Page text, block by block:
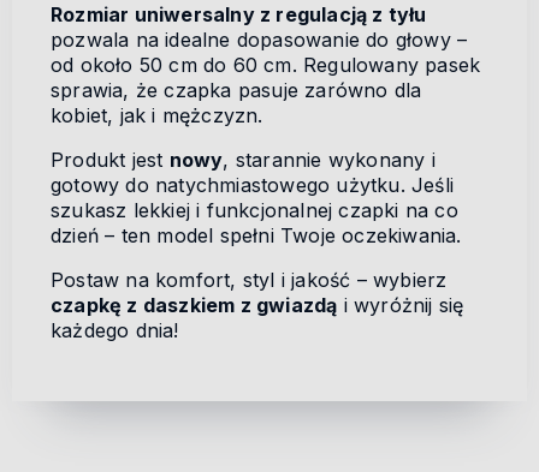
Rozmiar uniwersalny z regulacją z tyłu
pozwala na idealne dopasowanie do głowy –
od około 50 cm do 60 cm. Regulowany pasek
sprawia, że czapka pasuje zarówno dla
kobiet, jak i mężczyzn.
Produkt jest nowy, starannie wykonany i
gotowy do natychmiastowego użytku. Jeśli
szukasz lekkiej i funkcjonalnej czapki na co
dzień – ten model spełni Twoje oczekiwania.
Postaw na komfort, styl i jakość – wybierz
czapkę z daszkiem z gwiazdą i wyróżnij się
każdego dnia!